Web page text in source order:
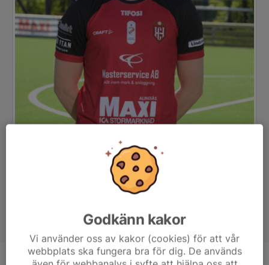
Godkänn kakor
Vi använder oss av kakor (cookies) för att vår
webbplats ska fungera bra för dig. De används